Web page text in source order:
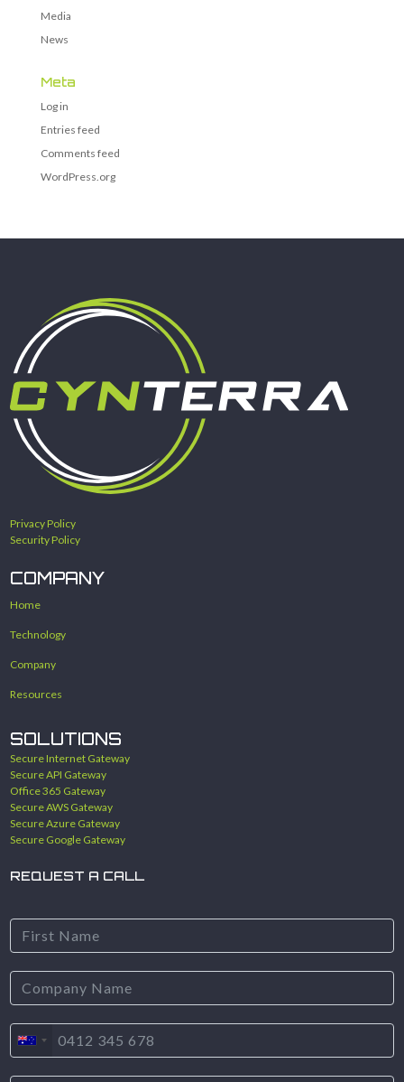
Media
News
Meta
Log in
Entries feed
Comments feed
WordPress.org
Privacy Policy
Security Policy
COMPANY
Home
Technology
Company
Resources
SOLUTIONS
Secure Internet Gateway
Secure API Gateway
Office 365 Gateway
Secure AWS Gateway
Secure Azure Gateway
Secure Google Gateway
REQUEST A CALL